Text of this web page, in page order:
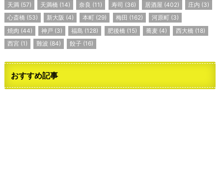
天満 (57) 天満橋 (14) 奈良 (11) 寿司 (36) 居酒屋 (402) 庄内 (3)
心斎橋 (53) 新大阪 (4) 本町 (29) 梅田 (162) 河原町 (3)
焼肉 (44) 神戸 (3) 福島 (128) 肥後橋 (15) 蕎麦(4) 西大橋 (18)
西宮(1) 難波 (84) 餃子 (16)
おすすめ記事